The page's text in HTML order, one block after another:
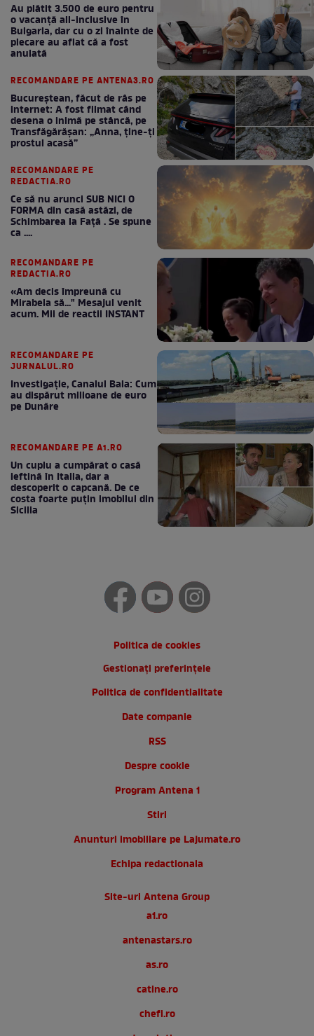
Au plătit 3.500 de euro pentru
o vacanță all-inclusive în
Bulgaria, dar cu o zi înainte de
plecare au aflat că a fost
anulată
RECOMANDARE PE ANTENA3.RO
Bucureștean, făcut de râs pe
internet: A fost filmat când
desena o inimă pe stâncă, pe
Transfăgărășan: „Anna, ține-ți
prostul acasă”
RECOMANDARE PE
REDACTIA.RO
Ce să nu arunci SUB NICI O
FORMA din casă astăzi, de
Schimbarea la Față . Se spune
ca ....
RECOMANDARE PE
REDACTIA.RO
«Am decis împreună cu
Mirabela să..." Mesajul venit
acum. Mii de reactii INSTANT
RECOMANDARE PE
JURNALUL.RO
Investigație, Canalul Bala: Cum
au dispărut milioane de euro
pe Dunăre
RECOMANDARE PE A1.RO
Un cuplu a cumpărat o casă
ieftină în Italia, dar a
descoperit o capcană. De ce
costa foarte puțin imobilul din
Sicilia
Politica de cookies
Gestionați preferințele
Politica de confidentialitate
Date companie
RSS
Despre cookie
Program Antena 1
Stiri
Anunturi imobiliare pe Lajumate.ro
Echipa redactionala
Site-uri Antena Group
a1.ro
antenastars.ro
as.ro
catine.ro
chefi.ro